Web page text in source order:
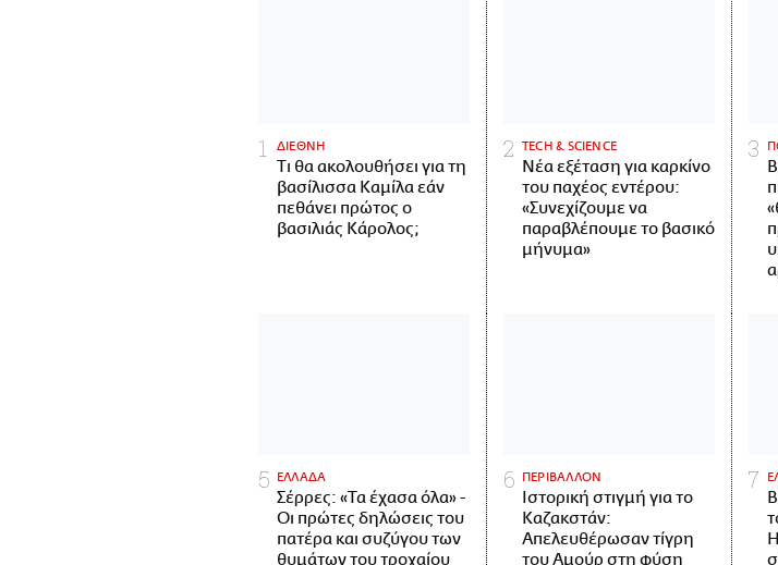
ΔΙΕΘΝΗ
Τι θα ακολουθήσει για τη
βασίλισσα Καμίλα εάν
πεθάνει πρώτος ο
βασιλιάς Κάρολος;
ΤECH & SCIENCE
Νέα εξέταση για καρκίνο
του παχέος εντέρου:
«Συνεχίζουμε να
παραβλέπουμε το βασικό
μήνυμα»
ΕΛΛΑΔΑ
Σέρρες: «Τα έχασα όλα» -
Οι πρώτες δηλώσεις του
πατέρα και συζύγου των
θυμάτων του τροχαίου
ΠΕΡΙΒΑΛΛΟΝ
Ιστορική στιγμή για το
Καζακστάν:
Απελευθέρωσαν τίγρη
του Αμούρ στη φύση